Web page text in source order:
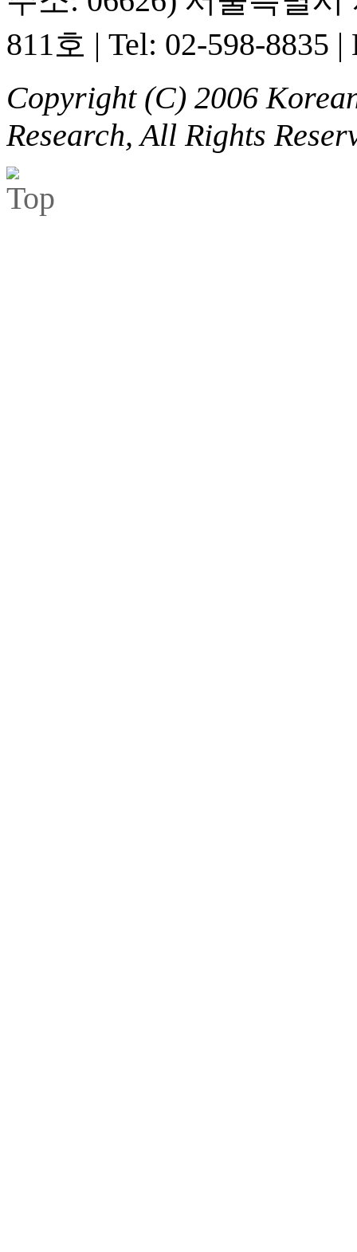
811호 | Tel: 02-598-8835 |
Copyright (C) 2006
Research, All Rights